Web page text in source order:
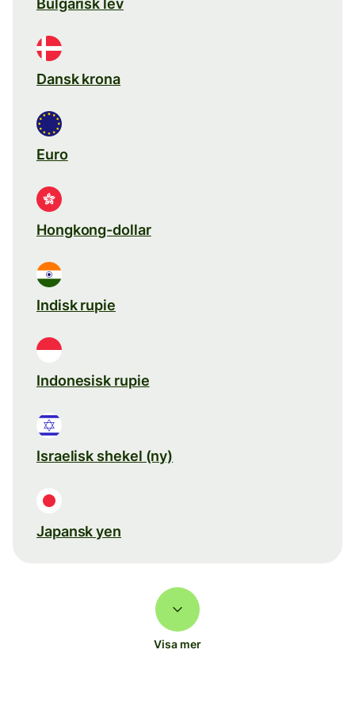
Bulgarisk lev
Dansk krona
Euro
Hongkong-dollar
Indisk rupie
Indonesisk rupie
Israelisk shekel (ny)
Japansk yen
Visa mer